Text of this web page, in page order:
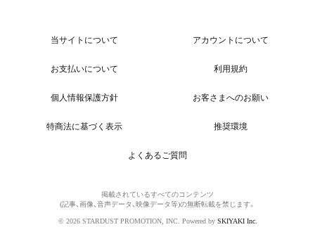
当サイトについて アカウントについて
お支払いについて 利用規約
個人情報保護方針 お客さまへのお願い
特商法に基づく表示 推奨環境
よくあるご質問
掲載されているすべてのコンテンツ
(記事、画像、音声データ、映像データ等)の無断転載を禁じます。
© 2026 STARDUST PROMOTION, INC. Powered by SKIYAKI Inc.